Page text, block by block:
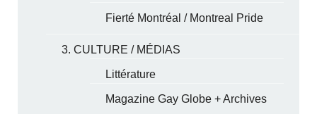
Fierté Montréal / Montreal Pride
3. CULTURE / MÉDIAS
Littérature
Magazine Gay Globe + Archives